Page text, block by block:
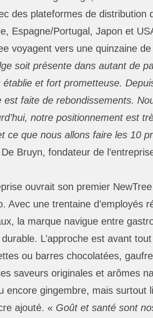
des plateformes de distribution
Espagne/Portugal, Japon et
voyagent vers une quinzaine
soit présente dans autant de
et fort prometteuse.
faite de rebondissements.
notre positionnement est
ce que nous allons faire les 10
Bruyn, fondateur de
ouvrait son premier
Avec une trentaine d’employés
la marque navigue entre
L’approche est avant
ou barres chocolatées,
saveurs originales et arômes
encore gingembre, mais surtout
ajouté. « Goût et santé sont